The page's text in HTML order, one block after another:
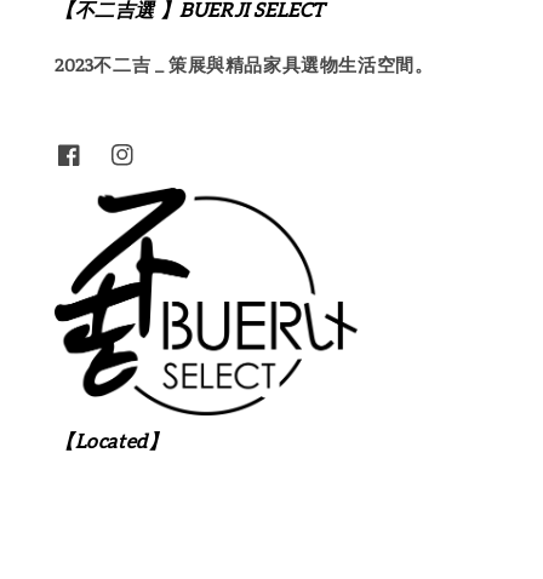
【不二吉選 】BUERJI SELECT
2023不二吉 _ 策展與精品家具選物生活空間。
【Located】